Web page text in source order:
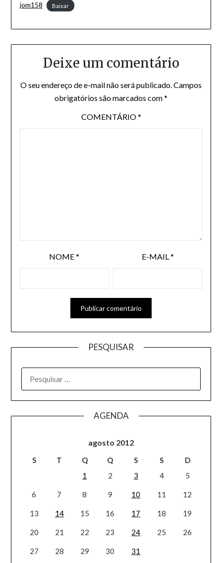
jom158 Baixar
Deixe um comentário
O seu endereço de e-mail não será publicado.Campos
obrigatórios são marcados com*
COMENTÁRIO*
NOME* E-MAIL*
PESQUISAR
AGENDA
agosto 2012
S T Q Q S S
D
1
2 3 4 5
6 7 8 9 10 11 12
13 14 15 16 17 18 19
20 21 22 23 24 25 26
27 28 29 30
31